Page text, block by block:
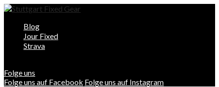
Blog
Jour Fixed
Strava
Folge uns
Folge uns auf Facebook Folge uns auf Instagram